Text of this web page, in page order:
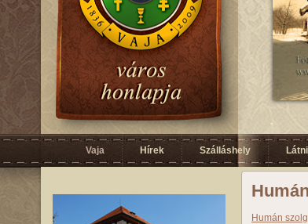
Vaja Hírek Szálláshely
Humán